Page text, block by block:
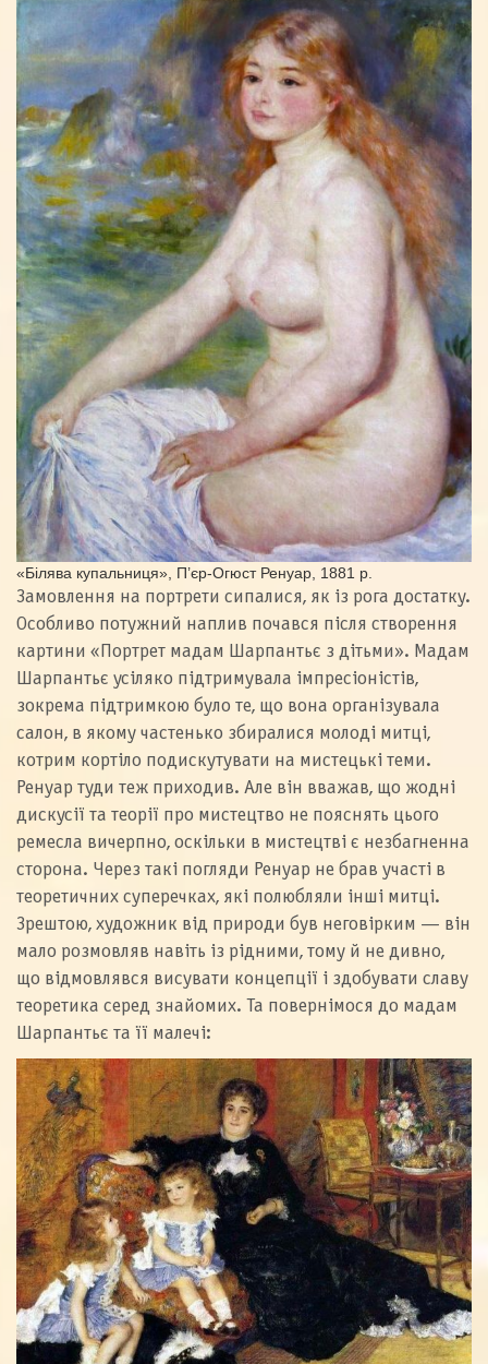
«Білява купальниця», П’єр-Огюст Ренуар, 1881 р.
Замовлення на портрети сипалися, як із рога достатку.
Особливо потужний наплив почався після створення
картини «Портрет мадам Шарпантьє з дітьми». Мадам
Шарпантьє усіляко підтримувала імпресіоністів,
зокрема підтримкою було те, що вона організувала
салон, в якому частенько збиралися молоді митці,
котрим кортіло подискутувати на мистецькі теми.
Ренуар туди теж приходив. Але він вважав, що жодні
дискусії та теорії про мистецтво не пояснять цього
ремесла вичерпно, оскільки в мистецтві є незбагненна
сторона. Через такі погляди Ренуар не брав участі в
теоретичних суперечках, які полюбляли інші митці.
Зрештою, художник від природи був неговірким — він
мало розмовляв навіть із рідними, тому й не дивно,
що відмовлявся висувати концепції і здобувати славу
теоретика серед знайомих. Та повернімося до мадам
Шарпантьє та її малечі: